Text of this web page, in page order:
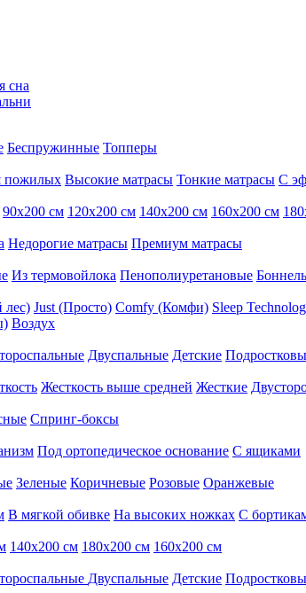
сна
Беспружинные Топперы
пожилых Высокие матрасы Тонкие матрасы С
90х200 см 120х200 см 140х200 см 160х200 см
Недорогие матрасы Премиум матрасы
Из термовойлока Пенополиуретановые Боннель
лес) Just (Просто) Comfy (Комфи) Sleep
Воздух
Двуспальные Детские
Жесткость выше средней Жесткие
Спринг-боксы
Под ортопедическое основание С ящиками
Зеленые Коричневые Розовые Оранжевые
В мягкой обивке На высоких ножках С
140х200 см 180х200 см 160х200 см
Двуспальные Детские